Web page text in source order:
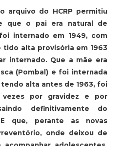
arquivo do HCRP permitiu
que o pai era natural de
internado em 1949, com
tido alta provisória em 1963
internado. Que a mãe era
(Pombal) e foi internada
tendo alta antes de 1963, foi
vezes por gravidez e por
definitivamente do
que, perante as novas
onde deixou de